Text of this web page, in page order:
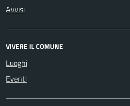
Avvisi
VIVERE IL COMUNE
Luoghi
Eventi